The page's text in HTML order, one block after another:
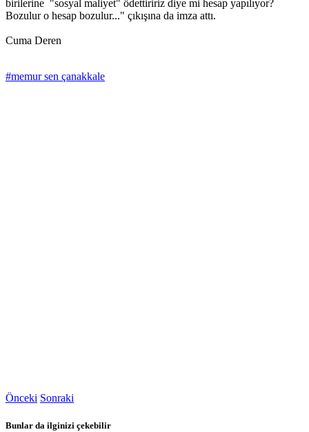
birilerine "sosyal maliyet" ödettiririz diye mi hesap yapılıyor?
Bozulur o hesap bozulur..." çıkışına da imza attı.
Cuma Deren
#memur sen çanakkale
Önceki Sonraki
Bunlar da ilginizi çekebilir